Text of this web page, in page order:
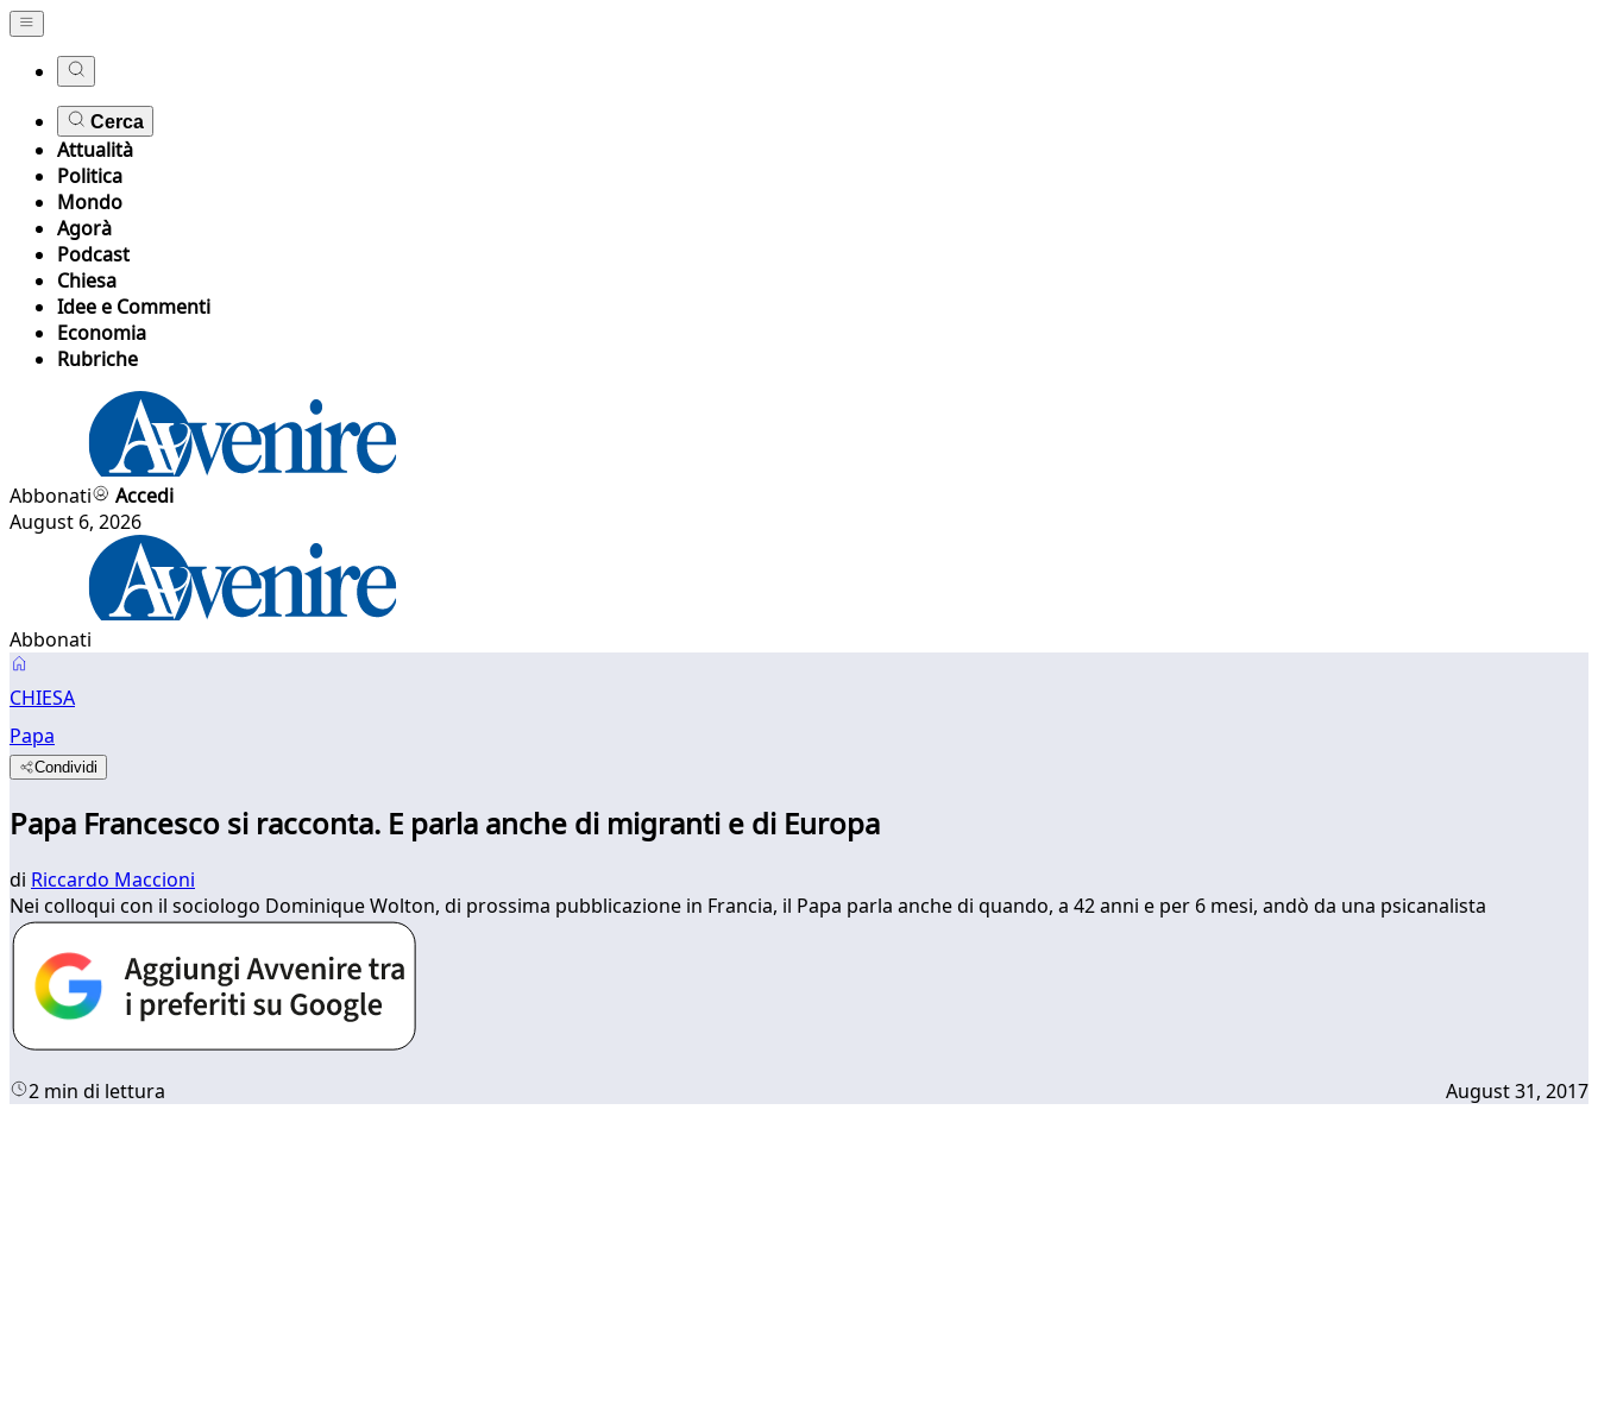
Cerca
Attualità
Politica
Mondo
Agorà
Podcast
Chiesa
Idee e Commenti
Economia
Rubriche
Abbonati
Accedi
August 6, 2026
Abbonati
CHIESA
Papa
Condividi
Papa Francesco si racconta. E parla anche di migranti e di Europa
di Riccardo Maccioni
Nei colloqui con il sociologo Dominique Wolton, di prossima pubblicazione in Francia, il Papa parla anche di quando, a 42 anni e per 6 mesi, andò da una psicanalista
2 min di lettura August 31, 2017